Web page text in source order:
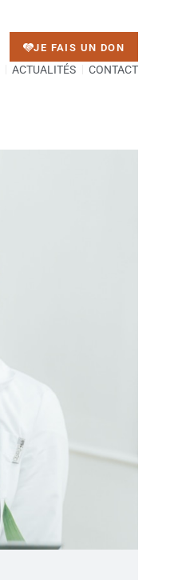
JE FAIS UN DON
ACTUALITÉS CONTACT